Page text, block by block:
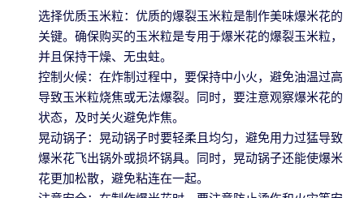
选择优质玉米粒：优质的爆裂玉米粒是制作美味爆米花的
关键。确保购买的玉米粒是专用于爆米花的爆裂玉米粒，
并且保持干燥、无虫蛀。
控制火候：在炸制过程中，要保持中小火，避免油温过高
导致玉米粒烧焦或无法爆裂。同时，要注意观察爆米花的
状态，及时关火避免炸焦。
晃动锅子：晃动锅子时要轻柔且均匀，避免用力过猛导致
爆米花飞出锅外或损坏锅具。同时，晃动锅子还能使爆米
花更加松散，避免粘连在一起。